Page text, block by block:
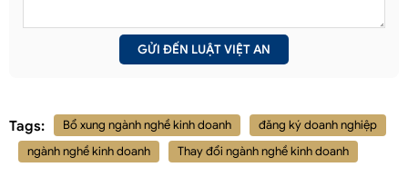
Tags: Bổ xung ngành nghề kinh doanh
đăng ký doanh nghiệp
ngành nghề kinh doanh
Thay đổi ngành nghề kinh doanh